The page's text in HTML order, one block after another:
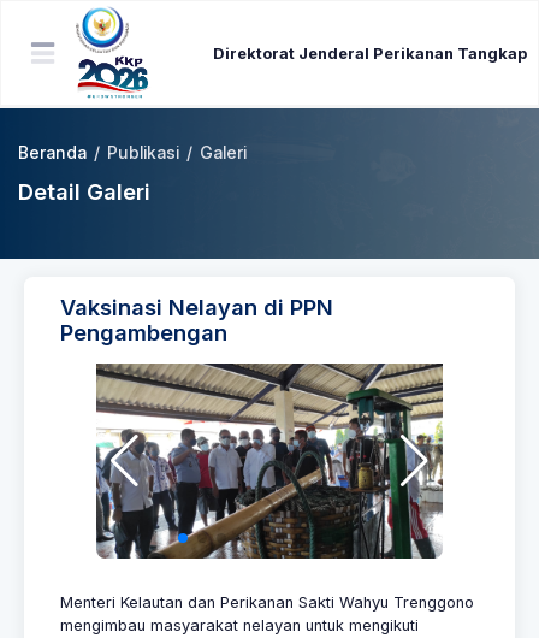
Direktorat Jenderal Perikanan Tangkap
Beranda / Publikasi / Galeri
Detail Galeri
Vaksinasi Nelayan di PPN
Pengambengan
Menteri Kelautan dan Perikanan Sakti Wahyu Trenggono
mengimbau masyarakat nelayan untuk mengikuti